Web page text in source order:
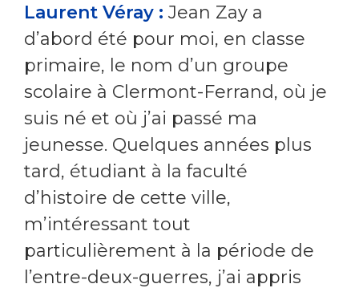
Laurent Véray : Jean Zay a
d’abord été pour moi, en classe
primaire, le nom d’un groupe
scolaire à Clermont-Ferrand, où je
suis né et où j’ai passé ma
jeunesse. Quelques années plus
tard, étudiant à la faculté
d’histoire de cette ville,
m’intéressant tout
particulièrement à la période de
l’entre-deux-guerres, j’ai appris